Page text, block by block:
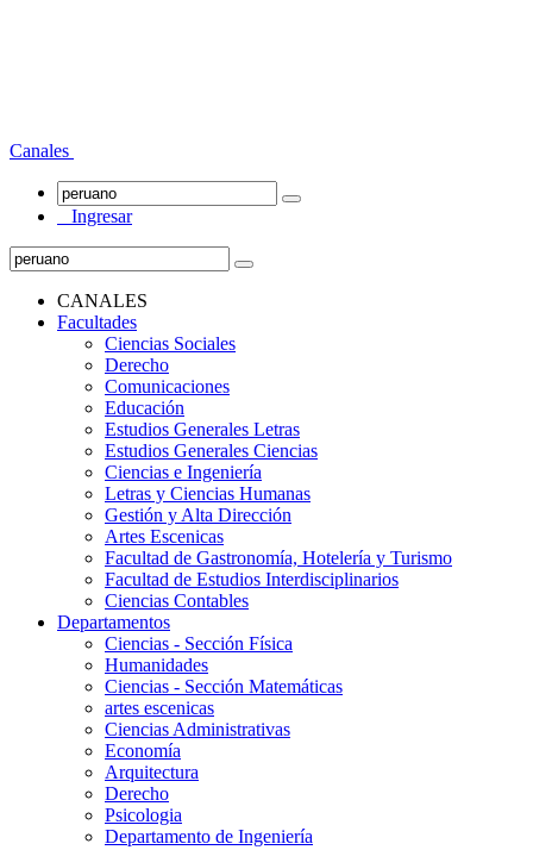
Canales
Ingresar
CANALES
Facultades
Ciencias Sociales
Derecho
Comunicaciones
Educación
Estudios Generales Letras
Estudios Generales Ciencias
Ciencias e Ingeniería
Letras y Ciencias Humanas
Gestión y Alta Dirección
Artes Escenicas
Facultad de Gastronomía, Hotelería y Turismo
Facultad de Estudios Interdisciplinarios
Ciencias Contables
Departamentos
Ciencias - Sección Física
Humanidades
Ciencias - Sección Matemáticas
artes escenicas
Ciencias Administrativas
Economía
Arquitectura
Derecho
Psicologia
Departamento de Ingeniería